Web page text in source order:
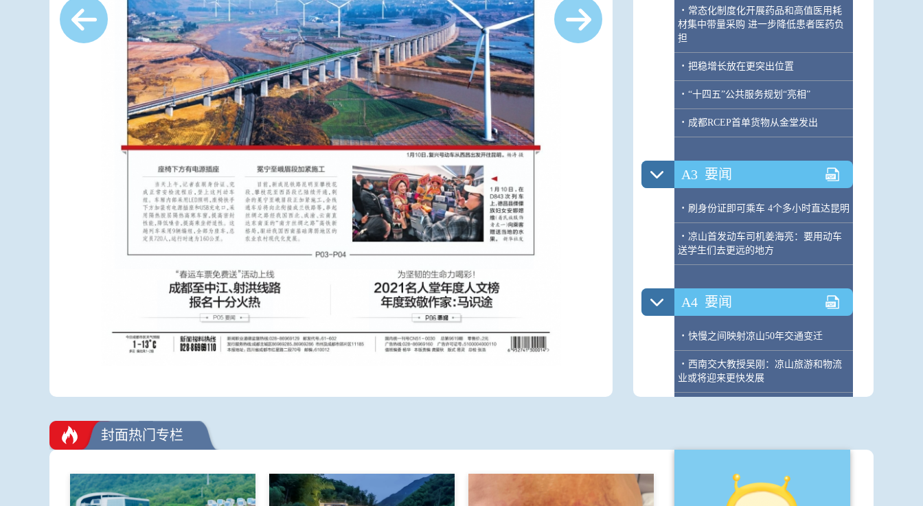
· 常态化制度化开展药品和高值医用耗
材集中带量采购 进一步降低患者医药负
担
· 把稳增长放在更突出位置
· “十四五”公共服务规划“亮相”
· 成都RCEP首单货物从金堂发出
A3 要闻
· 刷身份证即可乘车 4个多小时直达昆明
· 凉山首发动车司机姜海亮：要用动车
送学生们去更远的地方
A4 要闻
· 快慢之间映射凉山50年交通变迁
· 西南交大教授吴刚：凉山旅游和物流
业或将迎来更快发展
攀枝花凉山联手推出6条冬游路线
封面热门专栏